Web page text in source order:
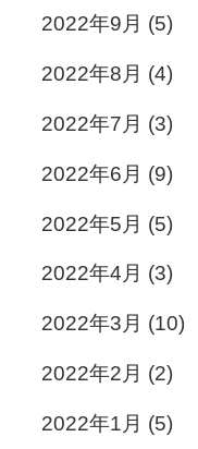
2022年9月 (5)
2022年8月 (4)
2022年7月 (3)
2022年6月 (9)
2022年5月 (5)
2022年4月 (3)
2022年3月 (10)
2022年2月 (2)
2022年1月 (5)